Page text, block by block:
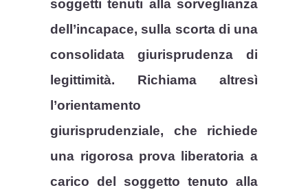
soggetti tenuti alla sorveglianza
dell’incapace, sulla scorta di una
consolidata giurisprudenza di
legittimità. Richiama altresì
l’orientamento
giurisprudenziale, che richiede
una rigorosa prova liberatoria a
carico del soggetto tenuto alla